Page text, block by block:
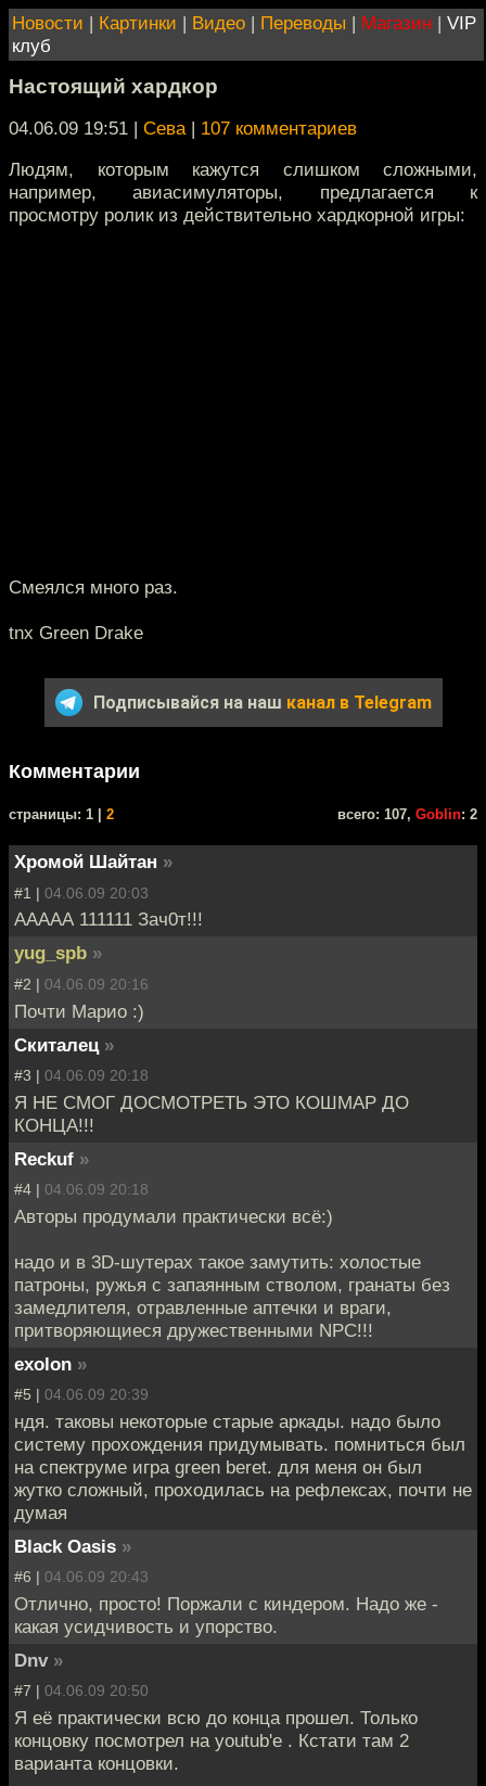
Новости | Картинки | Видео | Переводы | Магазин | VIP
клуб
Настоящий хардкор
04.06.09 19:51 | Сева| 107 комментариев
Людям, которым кажутся слишком сложными,
например, авиасимуляторы, предлагается к
просмотру ролик из действительно хардкорной игры:
Смеялся много раз.
tnx Green Drake
Подписывайся на наш канал в Telegram
Комментарии
cтраницы: 1 | 2 всего: 107, Goblin: 2
Хромой Шайтан »
#1 | 04.06.09 20:03
ААААА 111111 Зач0т!!!
yug_spb »
#2 | 04.06.09 20:16
Почти Марио :)
Скиталец »
#3 | 04.06.09 20:18
Я НЕ СМОГ ДОСМОТРЕТЬ ЭТО КОШМАР ДО
КОНЦА!!!
Reckuf »
#4 | 04.06.09 20:18
Авторы продумали практически всё:)
надо и в 3D-шутерах такое замутить: холостые
патроны, ружья с запаянным стволом, гранаты без
замедлителя, отравленные аптечки и враги,
притворяющиеся дружественными NPC!!!
exolon »
#5 | 04.06.09 20:39
ндя. таковы некоторые старые аркады. надо было
систему прохождения придумывать. помниться был
на спектруме игра green beret. для меня он был
жутко сложный, проходилась на рефлексах, почти не
думая
Black Oasis »
#6 | 04.06.09 20:43
Отлично, просто! Поржали с киндером. Надо же -
какая усидчивость и упорство.
Dnv »
#7 | 04.06.09 20:50
Я её практически всю до конца прошел. Только
концовку посмотрел на youtub'e . Кстати там 2
варианта концовки.